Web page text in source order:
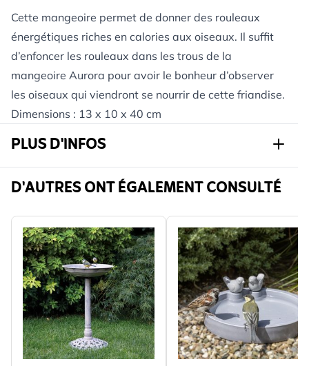
Cette mangeoire permet de donner des rouleaux
énergétiques riches en calories aux oiseaux. Il suffit
d’enfoncer les rouleaux dans les trous de la
mangeoire Aurora pour avoir le bonheur d’observer
les oiseaux qui viendront se nourrir de cette friandise.
Dimensions : 13 x 10 x 40 cm
PLUS D'INFOS
Réf. 932020119
Largeur 130 mm
Hauteur 400 mm
Longueur 100 mm
Poids 0.677 kg
Bénéfique
Oiseau
Lire La Suite
D'AUTRES ONT ÉGALEMENT CONSULTÉ